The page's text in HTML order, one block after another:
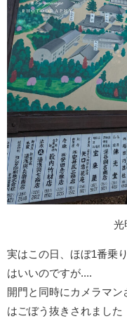
光
実はこの日、ほぼ1番乗
はいいのですが....
開門と同時にカメラマ
はごぼう抜きされました